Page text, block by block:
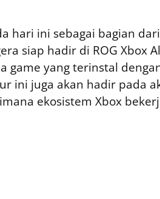
hari ini sebagai bagian
siap hadir di ROG Xbox
game yang terinstal
ini juga akan hadir pada
ekosistem Xbox